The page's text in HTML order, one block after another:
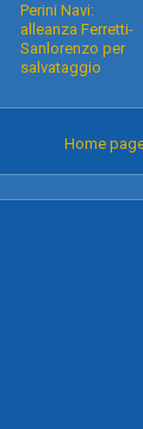
Perini Navi:
alleanza Ferretti-
Sanlorenzo per
salvataggio
Home